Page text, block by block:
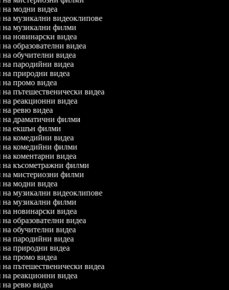
на модни видеа
на музикални видеоклипове
на музикални филми
на новинарски видеа
на образователни видеа
на обучителни видеа
на пародийни видеа
на природни видеа
на промо видеа
на пътешественически видеа
на реакционни видеа
на ревю видеа
на драматични филми
на екшън филми
на комедийни видеа
на комедийни филми
на коментарни видеа
на късометражни филми
на мистериозни филми
на модни видеа
на музикални видеоклипове
на музикални филми
на новинарски видеа
на образователни видеа
на обучителни видеа
на пародийни видеа
на природни видеа
на промо видеа
на пътешественически видеа
на реакционни видеа
на ревю видеа